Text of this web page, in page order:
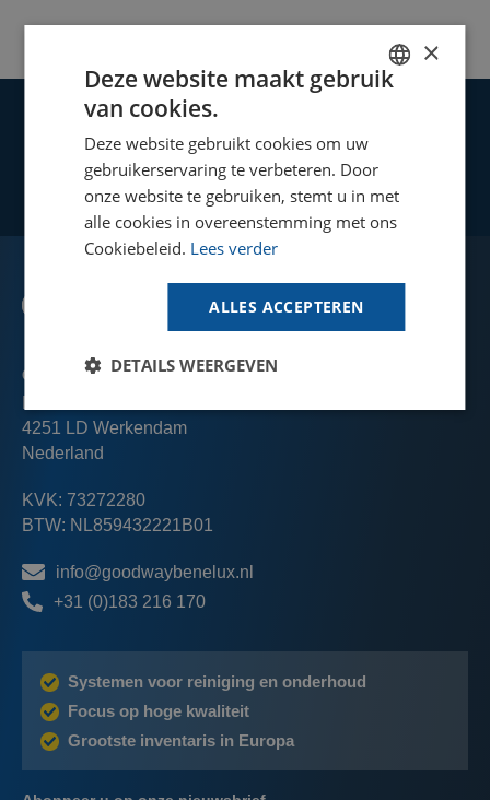
Uw reinigings- en
onderhoudsprocessen
naar een hoger niveau!
Goodway Benelux B.V.
4251 LD Werkendam
Nederland
KVK: 73272280
BTW: NL859432221B01
info@goodwaybenelux.nl
+31 (0)183 216 170
Systemen voor reiniging en onderhoud
Focus op hoge kwaliteit
Grootste inventaris in Europa
Vind jouw oplossing
Goodway apparatuur geschikt is voor jouw
Maak een online afspraak met een van onze
specialisten om jouw reinigingsuitdaging te
bespreken en advies te krijgen.
GOODWAY BENELUX - EN
FRENCH
×
Deze website maakt gebruik
van cookies.
Deze website gebruikt cookies om uw
gebruikerservaring te verbeteren. Door
onze website te gebruiken, stemt u in met
alle cookies in overeenstemming met ons
Cookiebeleid. Lees verder
ALLES ACCEPTEREN
DETAILS WEERGEVEN